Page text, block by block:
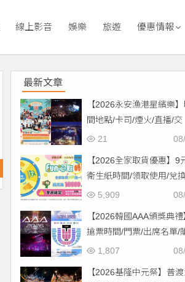
線上影音 娛樂 旅遊 優惠情報
最新文章
【2026永安漁港星繽樂
間地點/卡司/煙火/直播/交
通，免費入場！
21
【2026全家取貨優惠】9
衛生紙時間/領取使用/兌
限一次看！
5,909
【2026韓國AAA頒獎典禮
搶票時間/門票/出席名單/
票一次看！
1,807
【2026基隆中元祭】普